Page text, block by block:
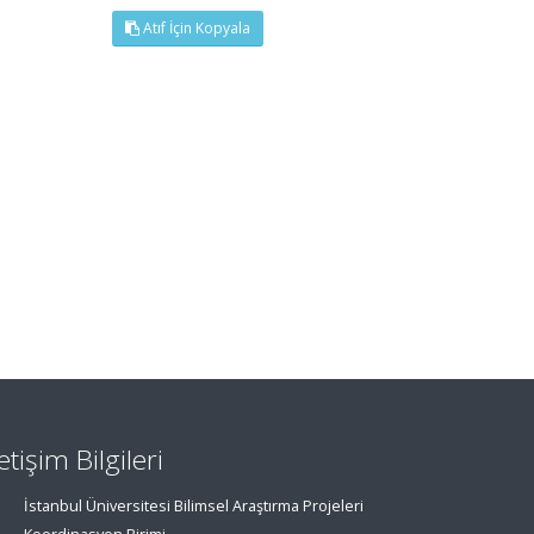
Atıf İçin Kopyala
Bilgileri
İstanbul Üniversitesi Bilimsel Araştırma Projeleri